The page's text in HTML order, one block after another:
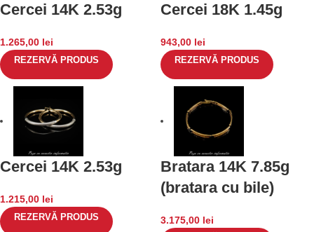
Cercei 14K 2.53g
1.265,00 lei
REZERVĂ PRODUS
Cercei 18K 1.45g
943,00 lei
REZERVĂ PRODUS
Cercei 14K 2.53g
1.215,00 lei
REZERVĂ PRODUS
Bratara 14K 7.85g
(bratara cu bile)
3.175,00 lei